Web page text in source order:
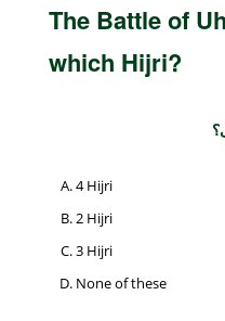
The Battle of
which Hijri?
4 Hijri
2 Hijri
3 Hijri
None of these